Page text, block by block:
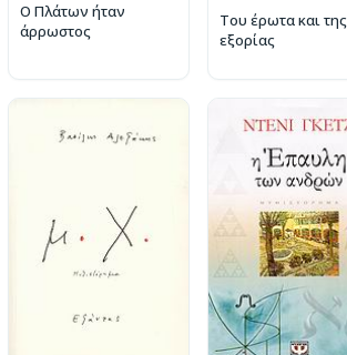
Ο Πλάτων ήταν
άρρωστος
Του έρωτα και της
εξορίας